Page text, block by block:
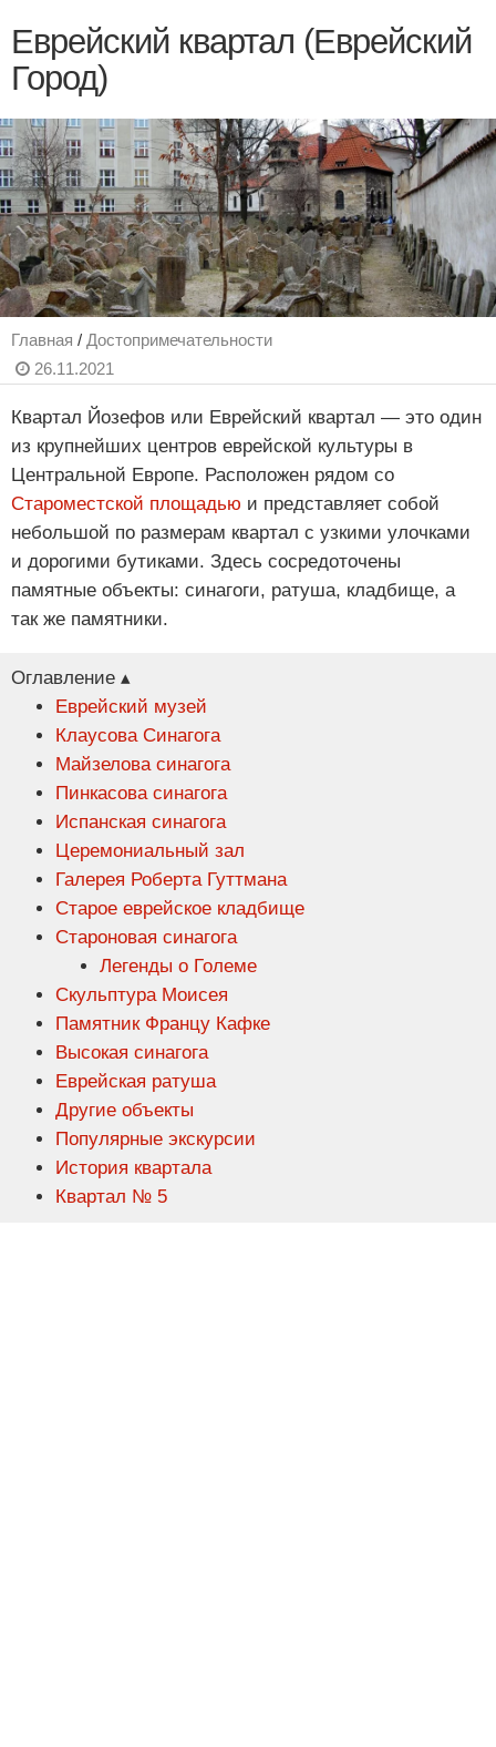
Еврейский квартал (Еврейский
Город)
Главная / Достопримечательности
26.11.2021
Квартал Йозефов или Еврейский квартал — это один
из крупнейших центров еврейской культуры в
Центральной Европе. Расположен рядом со
Староместской площадью и представляет собой
небольшой по размерам квартал с узкими улочками
и дорогими бутиками. Здесь сосредоточены
памятные объекты: синагоги, ратуша, кладбище, а
так же памятники.
Оглавление ▴
Еврейский музей
Клаусова Синагога
Майзелова синагога
Пинкасова синагога
Испанская синагога
Церемониальный зал
Галерея Роберта Гуттмана
Старое еврейское кладбище
Староновая синагога
Легенды о Големе
Скульптура Моисея
Памятник Францу Кафке
Высокая синагога
Еврейская ратуша
Другие объекты
Популярные экскурсии
История квартала
Квартал № 5